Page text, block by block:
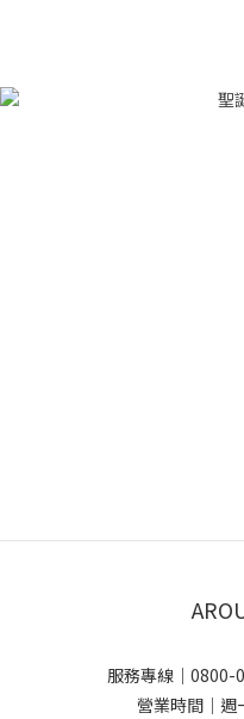
服務專線｜0800-
營業時間｜週